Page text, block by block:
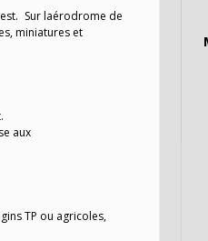
Sur laérodrome de
miniatures et
aux
TP ou agricoles,